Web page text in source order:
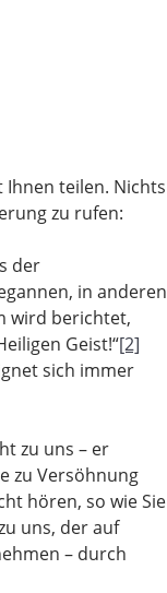
Ihnen teilen. Nichts
zu rufen:
der
in anderen
wird berichtet,
Geist!“[2]
sich immer
zu uns – er
zu Versöhnung
hören, so wie Sie
uns, der auf
– durch